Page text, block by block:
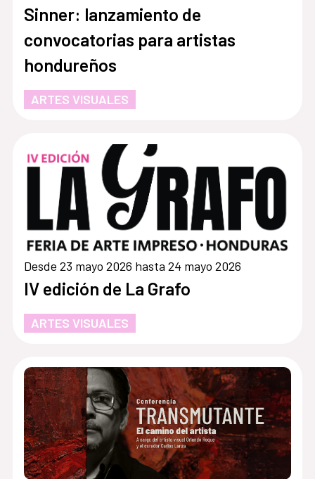
Sinner: lanzamiento de
convocatorias para artistas
hondureños
ARTES VISUALES
Desde 23 mayo 2026 hasta 24 mayo 2026
IV edición de La Grafo
ARTES VISUALES